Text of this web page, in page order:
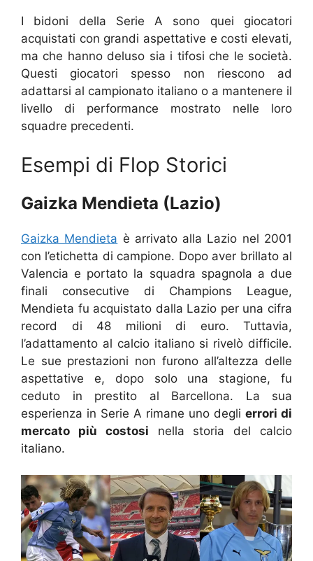
I bidoni della Serie A sono quei giocatori
acquistati con grandi aspettative e costi elevati,
ma che hanno deluso sia i tifosi che le società.
Questi giocatori spesso non riescono ad
adattarsi al campionato italiano o a mantenere il
livello di performance mostrato nelle loro
squadre precedenti.
Esempi di Flop Storici
Gaizka Mendieta (Lazio)
Gaizka Mendieta è arrivato alla Lazio nel 2001
con l’etichetta di campione. Dopo aver brillato al
Valencia e portato la squadra spagnola a due
finali consecutive di Champions League,
Mendieta fu acquistato dalla Lazio per una cifra
record di 48 milioni di euro. Tuttavia,
l’adattamento al calcio italiano si rivelò difficile.
Le sue prestazioni non furono all’altezza delle
aspettative e, dopo solo una stagione, fu
ceduto in prestito al Barcellona. La sua
esperienza in Serie A rimane uno degli errori di
mercato più costosi nella storia del calcio
italiano.